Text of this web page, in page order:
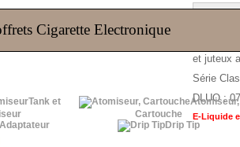
Cigarette Electronique
Tank et
Atomiseur,
Cartouche
Drip Tip
et juteux
Série
DLUO :
E-Liquide